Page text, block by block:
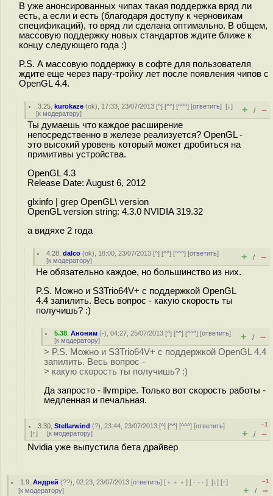
В уже анонсированных чипах такая поддержка вряд ли
есть, а если и есть (благодаря доступу к черновикам
спецификаций), то вряд ли сделана оптимально. В общем,
массовую поддержку новых стандартов ждите ближе к
концу следующего года :)
P.S. А массовую поддержку в софте для пользователя
ждите еще через пару-тройку лет после появления чипов с
OpenGL 4.4.
3.25 ,kurokaze (ok), 17:33, 23/07/2013 [^] [^^] [^^^] [ответить][↓]
[к модератору] + / –
Ты думаешь что каждое расширение
непосредственно в железе реализуется? OpenGL -
это высокий уровень который может дробиться на
примитивы устройства.
OpenGL 4.3
Release Date: August 6, 2012
glxinfo | grep OpenGL\ version
OpenGL version string: 4.3.0 NVIDIA 319.32
а видяхе 2 года
4.28 ,dalco (ok), 18:00, 23/07/2013 [^] [^^] [^^^] [ответить]
[к модератору] + / –
Не обязательно каждое, но большинство из них.
P.S. Можно и S3Trio64V+ с поддержкой OpenGL
4.4 запилить. Весь вопрос - какую скорость ты
получишь? :)
5.38 ,Аноним (-), 04:27, 25/07/2013 [^] [^^] [^^^] [ответить]
[к модератору] + / –
> P.S. Можно и S3Trio64V+ с поддержкой OpenGL 4.4
запилить. Весь вопрос -
> какую скорость ты получишь? :)
Да запросто - llvmpipe. Только вот скорость работы -
медленная и печальная.
3.30 ,Stellarwind (?), 23:44, 23/07/2013 [^] [^^] [^^^] [ответить]
[↑] [к модератору]
–1
+ / –
Nvidia уже выпустила бета драйвер
1.9 ,Андрей (??), 02:23, 23/07/2013 [ответить] [ ﹢﹢﹢] [ · · ·][↓] [↑]
[к модератору]
–1
+ / –